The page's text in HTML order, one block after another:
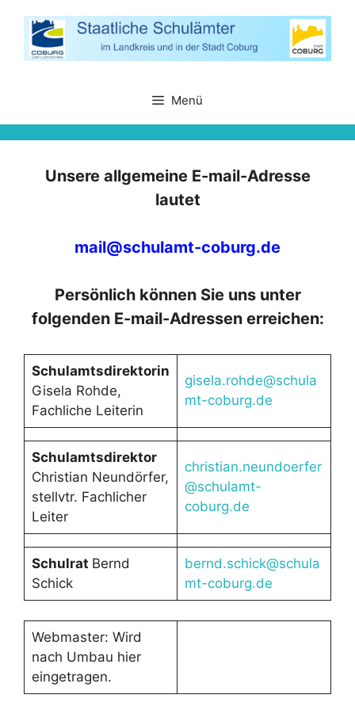
Inhalt
springen
Menü
Unsere allgemeine E-mail-Adresse
lautet
mail@schulamt-coburg.de
Persönlich können Sie uns unter
folgenden E-mail-Adressen erreichen:
Schulamtsdirektorin
Gisela Rohde,
Fachliche Leiterin
gisela.rohde@schula
mt-coburg.de
Schulamtsdirektor
Christian Neundörfer,
stellvtr. Fachlicher
Leiter
christian.neundoerfer
@schulamt-
coburg.de
Schulrat Bernd
Schick
bernd.schick@schula
mt-coburg.de
Webmaster: Wird
nach Umbau hier
eingetragen.